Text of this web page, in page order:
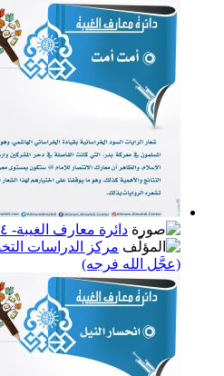
دائرة معارف الغيبة- ٣٤
مركز الدراسات
(عجَّل الله فرجه)